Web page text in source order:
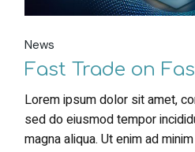
News
Fast Trade on
Lorem ipsum dolor sit amet,
sed do eiusmod tempor
magna aliqua. Ut enim ad